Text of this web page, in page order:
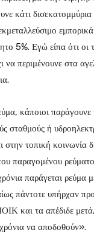
κάτι
5%. Εγώ είπα ότι
να περιμένουνε στα
κάποιοι παράγουνε
σταθμούς ή
στην τοπική
παραγομένου
παράγεται ρεύμα
πάντοτε υπήρχαν
και τα απέδιδε
να αποδοθούν».